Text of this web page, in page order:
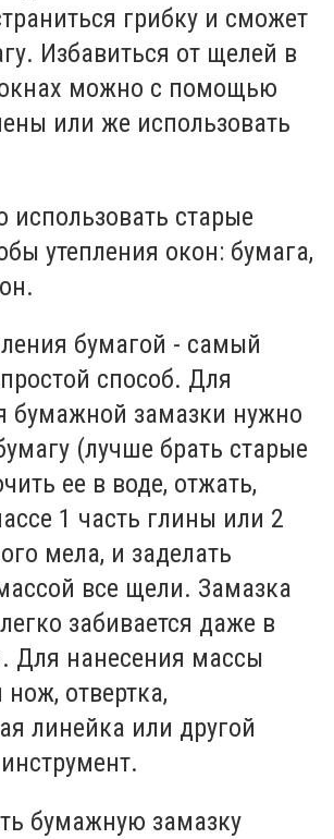
грибку и сможет
Избавиться от щелей в
можно с помощью
или же использовать
старые
утепления окон: бумага,
бумагой - самый
способ. Для
бумажной замазки нужно
(лучше брать старые
ее в воде, отжать,
1 часть глины или 2
мела, и заделать
все щели. Замазка
забивается даже в
Для нанесения массы
нож, отвертка,
линейка или другой
бумажную замазку